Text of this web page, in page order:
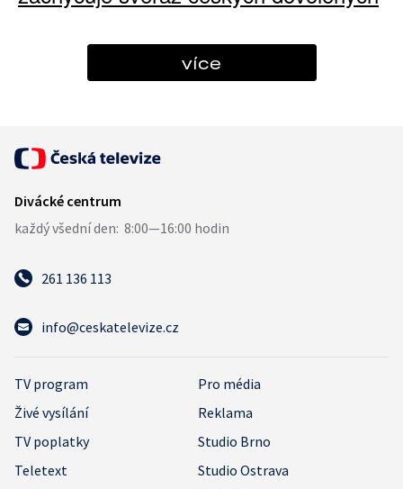
více
261 136 113
info@ceskatelevize.cz
TV program
Pro média
Živé vysílání
Reklama
TV poplatky
Studio Brno
Teletext
Studio Ostrava